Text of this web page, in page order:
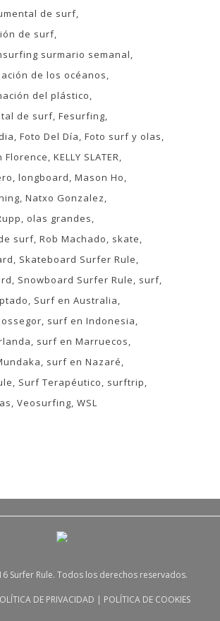
de surf
de surf
surmario semanal
de los océanos
del plástico
de surf Fesurfing
Foto Del Día Foto surf y olas
Florence KELLY SLATER
longboard Mason Ho
Natxo Gonzalez
olas grandes
surf Rob Machado
skate
Skateboard Surfer Rule
Snowboard Surfer Rule
surf
Surf en Australia
surf en Indonesia
surf en Marruecos
surf en Nazaré
Surf Terapéutico
surftrip
Veosurfing WSL
Surfer Rule. Todos los derechos reservados.
DE PRIVACIDAD | POLÍTICA DE COOKIES